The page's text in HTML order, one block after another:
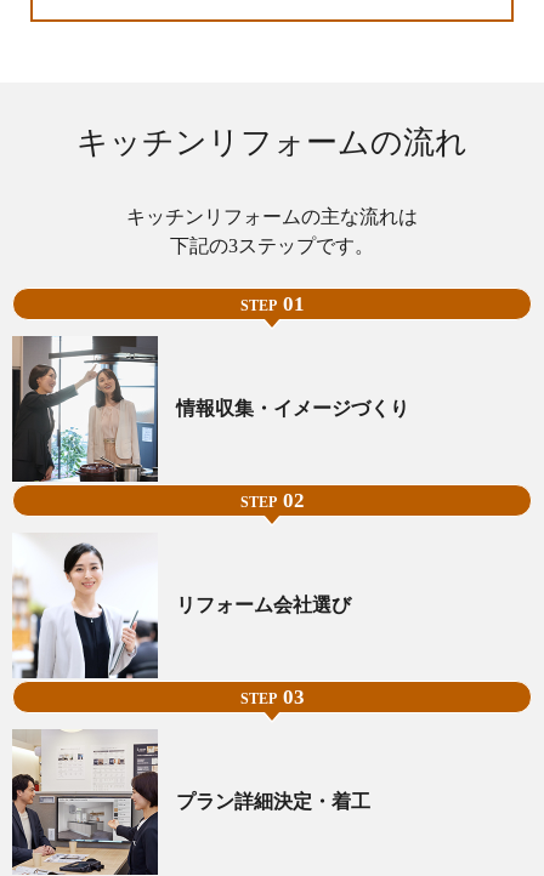
キッチンリフォームの流れ
キッチンリフォームの主な流れは
下記の3ステップです。
STEP 01
情報収集・イメージづくり
STEP 02
リフォーム会社選び
STEP 03
プラン詳細決定・着工